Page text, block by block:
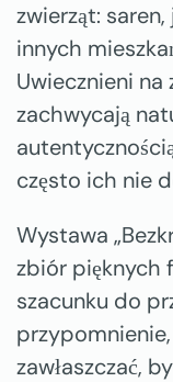
zwierząt:
innych
Uwiecznieni
zachwycają
często ich nie
Wystawa
zbiór pięknych
szacunku do
zawłaszczać,